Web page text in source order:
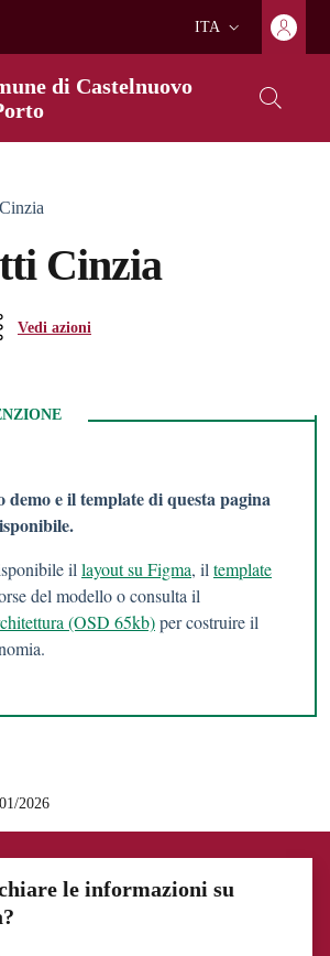
Lingua attiva:
ITA
di Castelnuovo
Cinzia
Vedi azioni
demo e il template di questa pagina
il layout su Figma, il template
del modello o consulta il
(OSD 65kb)per costruire il
2026
le informazioni su